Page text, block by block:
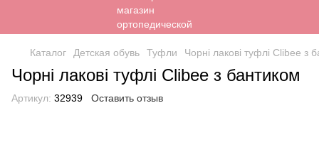
Каталог Детская обувь Туфли Чорні лакові туфлі Clibee з
Чорні лакові туфлі Clibee з бантиком
Артикул: 32939 Оставить отзыв